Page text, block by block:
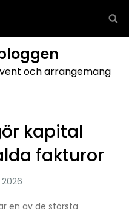
och arrangemang
kapital
fakturor
en av de största